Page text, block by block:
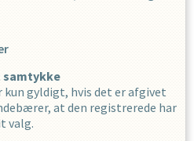
kun gyldigt, hvis det er afgivet
at den registrerede har
valg.